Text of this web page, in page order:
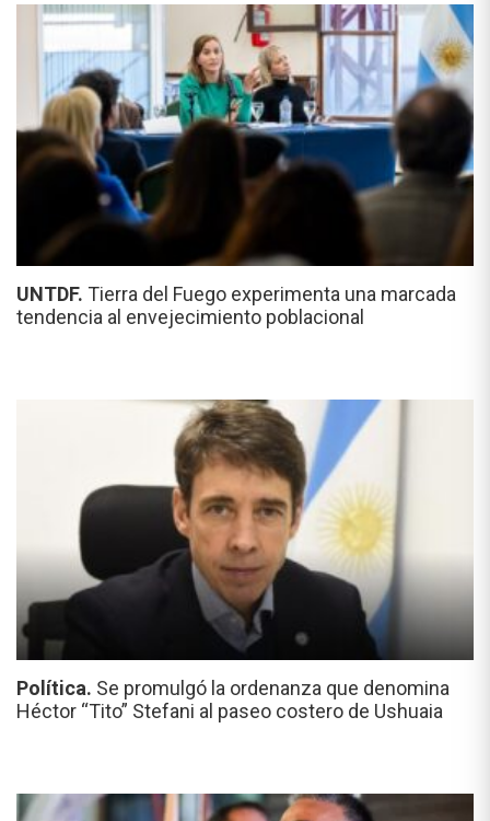
UNTDF. Tierra del Fuego experimenta una marcada
tendencia al envejecimiento poblacional
Política. Se promulgó la ordenanza que denomina
Héctor “Tito” Stefani al paseo costero de Ushuaia